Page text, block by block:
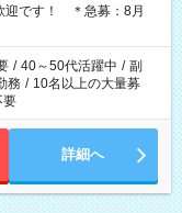
他時間多数あり！）
迎です！ ＊急募：8月
/ 40～50代活躍中 / 副
務 / 10名以上の大量募
要
詳細へ